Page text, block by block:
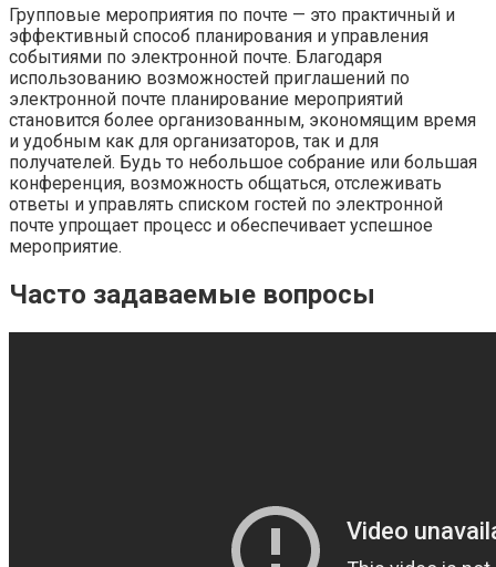
Групповые мероприятия по почте — это практичный и
эффективный способ планирования и управления
событиями по электронной почте. Благодаря
использованию возможностей приглашений по
электронной почте планирование мероприятий
становится более организованным, экономящим время
и удобным как для организаторов, так и для
получателей. Будь то небольшое собрание или большая
конференция, возможность общаться, отслеживать
ответы и управлять списком гостей по электронной
почте упрощает процесс и обеспечивает успешное
мероприятие.
Часто задаваемые вопросы